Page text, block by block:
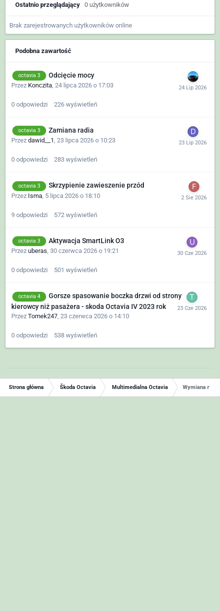
Ostatnio przeglądający 0 użytkowników
Brak zarejestrowanych użytkowników online
Podobna zawartość
octavia 3 Odcięcie mocy
Przez Konczita, 24 lipca 2026 o 17:03
0 odpowiedzi 226 wyświetleń
octavia 3 Zamiana radia
Przez dawid__1, 23 lipca 2026 o 10:23
0 odpowiedzi 283 wyświetleń
octavia 3 Skrzypienie zawieszenie przód
Przez Isma 5 lipca 2026 o 18:10
9 odpowiedzi 572 wyświetleń
octavia 3 Aktywacja SmartLink O3
Przez uberas, 30 czerwca 2026 o 19:21
0 odpowiedzi 501 wyświetleń
octavia 4
Gorsze spasowanie boczka drzwi od strony
kierowcy niż pasażera - skoda Octavia IV 2023 rok
Przez Tomek247 23 czerwca 2026 o 14:10
0 odpowiedzi 538 wyświetleń
Strona główna Škoda Octavia Multimedialna Octavia Wymiana